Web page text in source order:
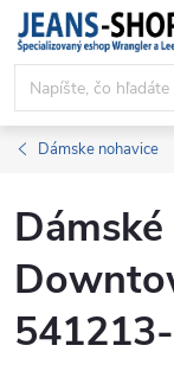
Prejsť
obsah
Dámske nohavice